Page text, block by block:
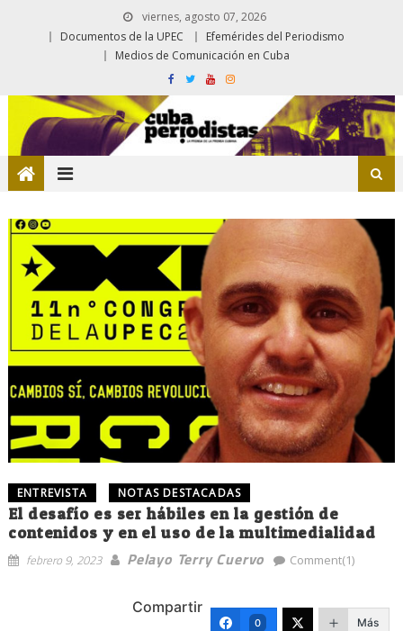
viernes, agosto 07, 2026
Documentos de la UPEC
Efemérides del Periodismo
Medios de Comunicación en Cuba
ENTREVISTA NOTAS DESTACADAS
El desafío es ser hábiles en la gestión de
contenidos y en el uso de la multimedialidad
febrero 9, 2023 Pelayo Terry Cuervo Comment(1)
Compartir
0 Más